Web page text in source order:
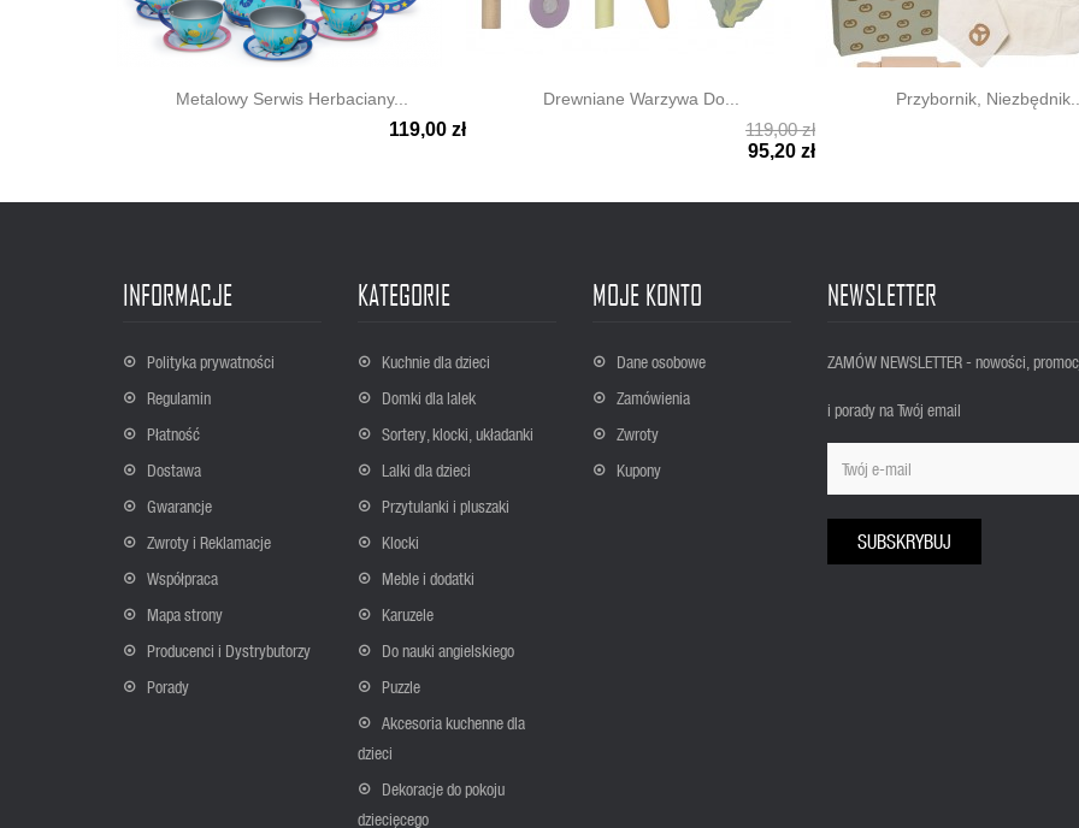
Metalowy Serwis Herbaciany...
119,00 zł
Drewniane Warzywa Do...
119,00 zł
95,20 zł
Przybornik, Niezbędnik...
INFORMACJE
Polityka prywatności
Regulamin
Płatność
Dostawa
Gwarancje
Zwroty i Reklamacje
Współpraca
Mapa strony
Producenci i Dystrybutorzy
Porady
KATEGORIE
Kuchnie dla dzieci
Domki dla lalek
Sortery, klocki, układanki
Lalki dla dzieci
Przytulanki i pluszaki
Klocki
Meble i dodatki
Karuzele
Do nauki angielskiego
Puzzle
Akcesoria kuchenne dla
dzieci
Dekoracje do pokoju
dziecięcego
MOJE KONTO
Dane osobowe
Zamówienia
Zwroty
Kupony
NEWSLETTER
ZAMÓW NEWSLETTER - nowości,
i porady na Twój email
SUBSKRYBUJ